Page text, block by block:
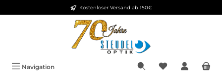
Zum Hauptinhalt springenKostenloser Versand ab 150€
Navigation